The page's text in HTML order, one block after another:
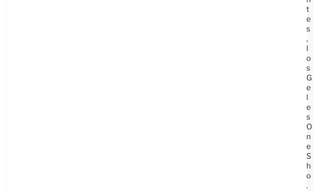
t
e
s
,
l
o
s
G
e
l
e
s
O
n
e
S
h
o
.